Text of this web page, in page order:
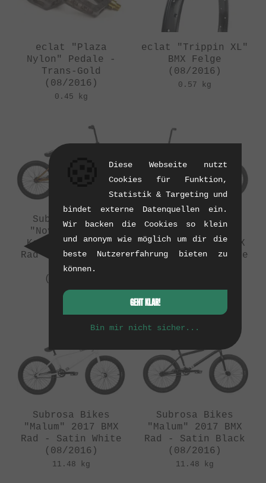
eclat "Plaza
Nylon" Pedale -
Trans-Gold
(08/2016)
0.45 kg
eclat "Trippin XL"
BMX Felge
(08/2016)
0.57 kg
Subrosa Bikes
"Novus Lahsaan
Kobza" 2017 BMX
Rad - Trans Burnt
Gold
(08/2016)
11.29 kg
Subrosa Bikes
Barraco" 2017 BMX
Rad - Satin Purple
11.29 kg
Subrosa Bikes
"Malum" 2017 BMX
Rad - Satin White
(08/2016)
11.48 kg
Subrosa Bikes
"Malum" 2017 BMX
Rad - Satin Black
(08/2016)
11.48 kg
Diese Webseite nutzt
Cookies für Funktion,
Statistik & Targeting und
bindet externe Datenquellen ein.
Wir backen die Cookies so klein
und anonym wie möglich um dir die
beste Nutzererfahrung bieten zu
können.
GEHT KLAR!
Bin mir nicht sicher...